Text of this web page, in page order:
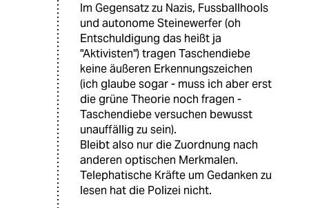
Im Gegensatz zu Nazis, Fussballhools
und autonome Steinewerfer (oh
Entschuldigung das heißt ja
"Aktivisten") tragen Taschendiebe
keine äußeren Erkennungszeichen
(ich glaube sogar - muss ich aber erst
die grüne Theorie noch fragen -
Taschendiebe versuchen bewusst
unauffällig zu sein).
Bleibt also nur die Zuordnung nach
anderen optischen Merkmalen.
Telephatische Kräfte um Gedanken zu
lesen hat die Polizei nicht.